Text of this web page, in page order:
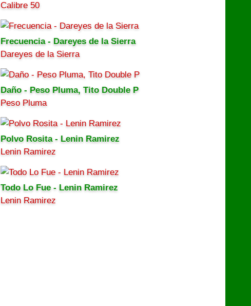
Calibre 50
Frecuencia - Dareyes de la Sierra
Dareyes de la Sierra
Daño - Peso Pluma, Tito Double P
Peso Pluma
Polvo Rosita - Lenin Ramirez
Lenin Ramirez
Todo Lo Fue - Lenin Ramirez
Lenin Ramirez